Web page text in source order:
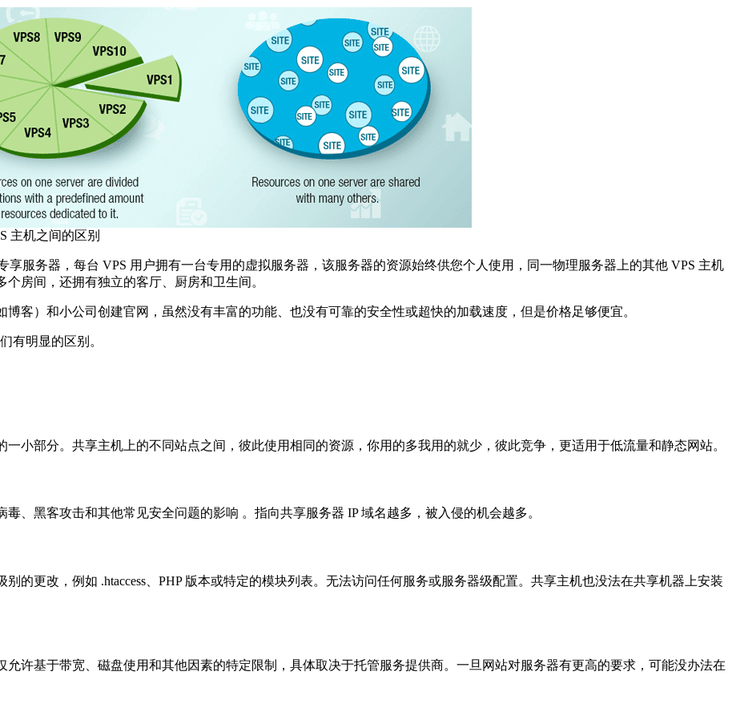
主机之间的区别
服务器，每台 VPS 用户拥有一台专用的虚拟服务器，该服务器的资源始终供您个人使用，同一物理服务器上的其他 VPS 主机
房间，还拥有独立的客厅、厨房和卫生间。
客）和小公司创建官网，虽然没有丰富的功能、也没有可靠的安全性或超快的加载速度，但是价格足够便宜。
有明显的区别。
小部分。共享主机上的不同站点之间，彼此使用相同的资源，你用的多我用的就少，彼此竞争，更适用于低流量和静态网站。
、黑客攻击和其他常见安全问题的影响 。指向共享服务器 IP 域名越多，被入侵的机会越多。
的更改，例如 .htaccess、PHP 版本或特定的模块列表。无法访问任何服务或服务器级配置。共享主机也没法在共享机器上安装
许基于带宽、磁盘使用和其他因素的特定限制，具体取决于托管服务提供商。一旦网站对服务器有更高的要求，可能没办法在